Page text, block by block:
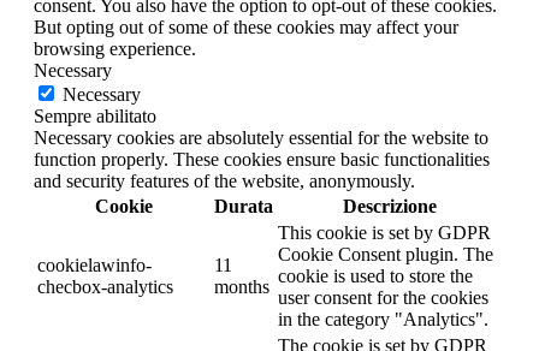
consent. You also have the option to opt-out of these cookies.
But opting out of some of these cookies may affect your
browsing experience.
Necessary
Necessary
Sempre abilitato
Necessary cookies are absolutely essential for the website to
function properly. These cookies ensure basic functionalities
and security features of the website, anonymously.
Cookie
Durata Descrizione
cookielawinfo-
checbox-analytics
11
months
This cookie is set by GDPR
Cookie Consent plugin. The
cookie is used to store the
user consent for the cookies
in the category "Analytics".
The cookie is set by GDPR